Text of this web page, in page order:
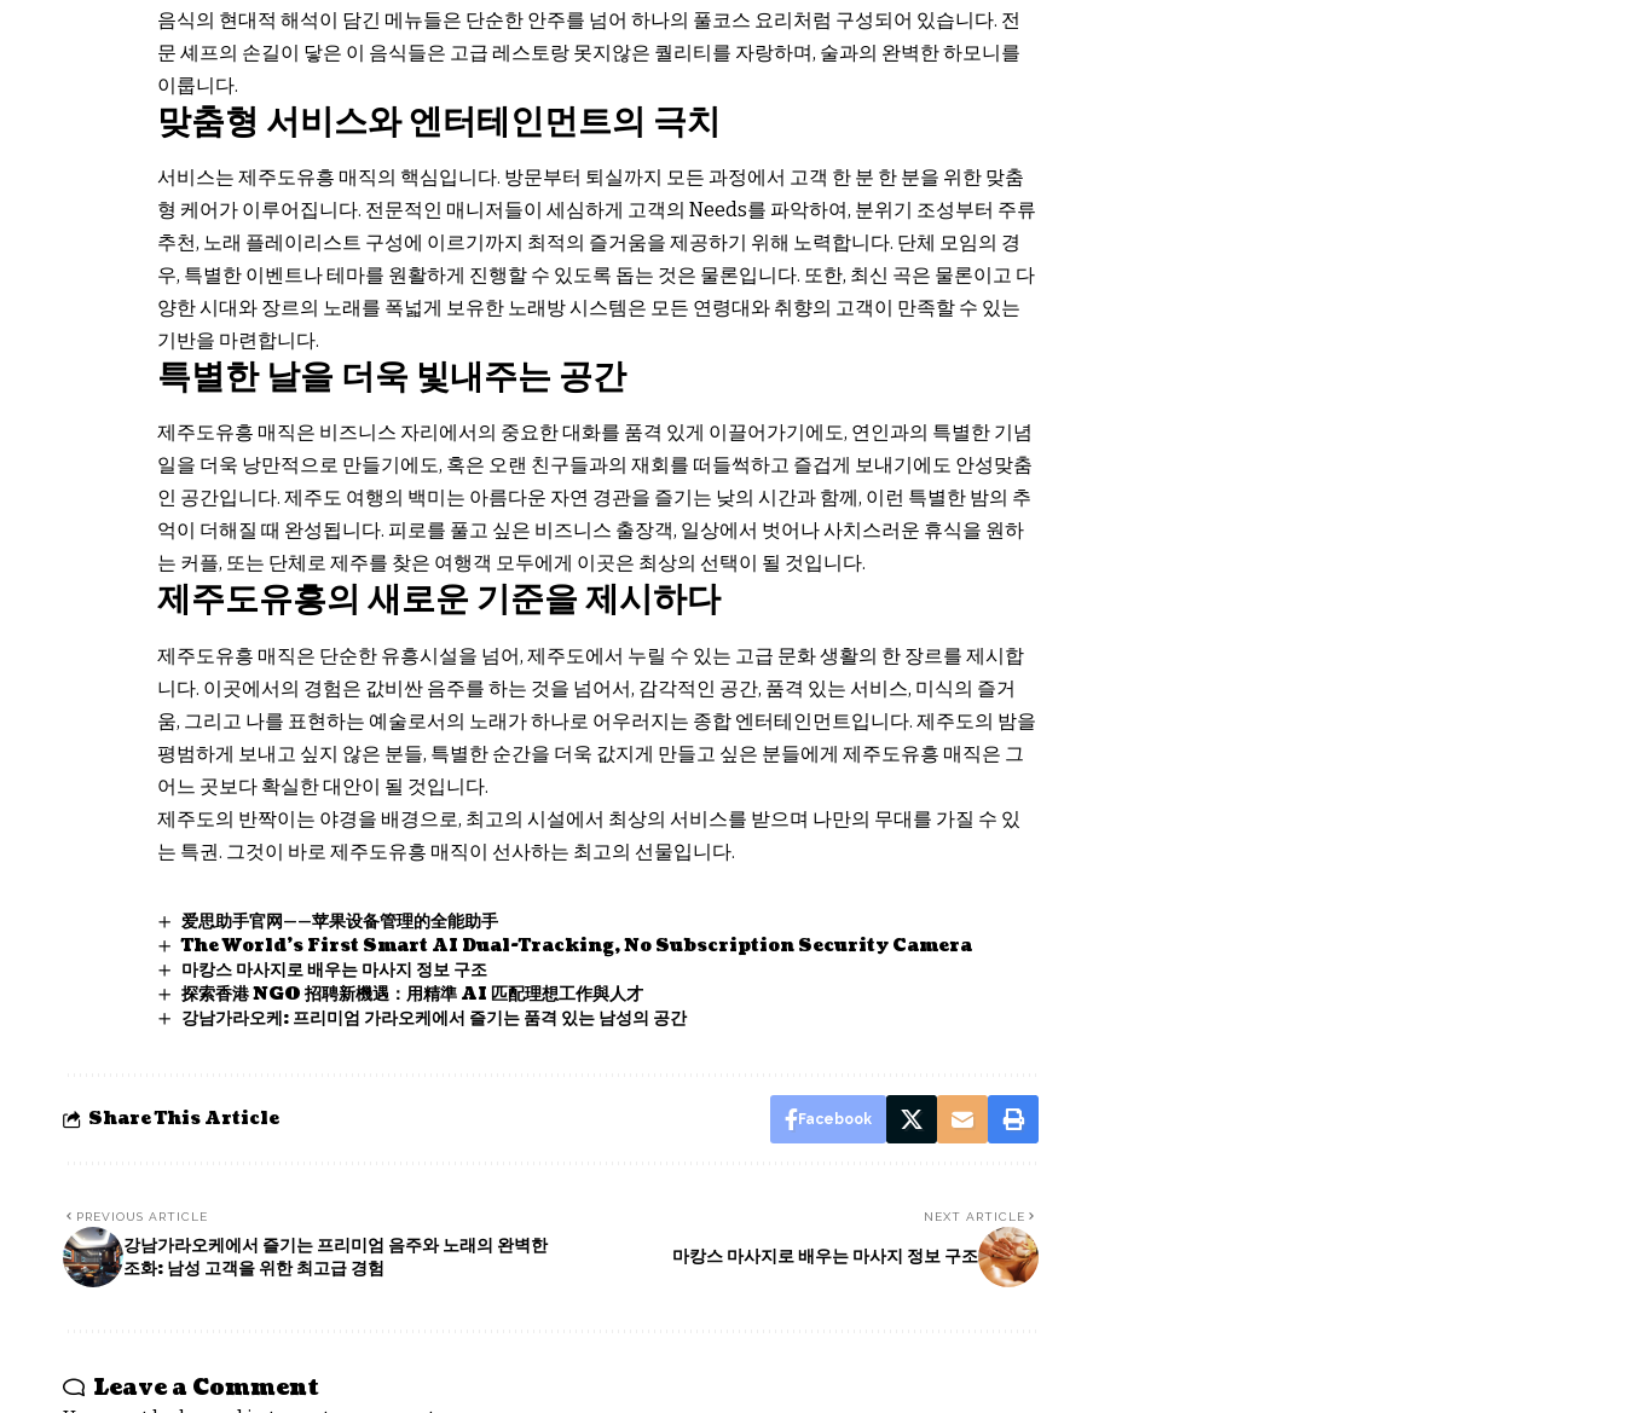
음식의 현대적 해석이 담긴 메뉴들은 단순한 안주를 넘어 하나의 풀코스 요리처럼 구성되어 있습니다. 전
문 셰프의 손길이 닿은 이 음식들은 고급 레스토랑 못지않은 퀄리티를 자랑하며, 술과의 완벽한 하모니를
이룹니다.
맞춤형 서비스와 엔터테인먼트의 극치
서비스는 제주도유흥 매직의 핵심입니다. 방문부터 퇴실까지 모든 과정에서 고객 한 분 한 분을 위한 맞춤
형 케어가 이루어집니다. 전문적인 매니저들이 세심하게 고객의 Needs를 파악하여, 분위기 조성부터 주류
추천, 노래 플레이리스트 구성에 이르기까지 최적의 즐거움을 제공하기 위해 노력합니다. 단체 모임의 경
우, 특별한 이벤트나 테마를 원활하게 진행할 수 있도록 돕는 것은 물론입니다. 또한, 최신 곡은 물론이고 다
양한 시대와 장르의 노래를 폭넓게 보유한 노래방 시스템은 모든 연령대와 취향의 고객이 만족할 수 있는
기반을 마련합니다.
특별한 날을 더욱 빛내주는 공간
제주도유흥 매직은 비즈니스 자리에서의 중요한 대화를 품격 있게 이끌어가기에도, 연인과의 특별한 기념
일을 더욱 낭만적으로 만들기에도, 혹은 오랜 친구들과의 재회를 떠들썩하고 즐겁게 보내기에도 안성맞춤
인 공간입니다. 제주도 여행의 백미는 아름다운 자연 경관을 즐기는 낮의 시간과 함께, 이런 특별한 밤의 추
억이 더해질 때 완성됩니다. 피로를 풀고 싶은 비즈니스 출장객, 일상에서 벗어나 사치스러운 휴식을 원하
는 커플, 또는 단체로 제주를 찾은 여행객 모두에게 이곳은 최상의 선택이 될 것입니다.
제주도유흥의 새로운 기준을 제시하다
제주도유흥 매직은 단순한 유흥시설을 넘어, 제주도에서 누릴 수 있는 고급 문화 생활의 한 장르를 제시합
니다. 이곳에서의 경험은 값비싼 음주를 하는 것을 넘어서, 감각적인 공간, 품격 있는 서비스, 미식의 즐거
움, 그리고 나를 표현하는 예술로서의 노래가 하나로 어우러지는 종합 엔터테인먼트입니다. 제주도의 밤을
평범하게 보내고 싶지 않은 분들, 특별한 순간을 더욱 값지게 만들고 싶은 분들에게 제주도유흥 매직은 그
어느 곳보다 확실한 대안이 될 것입니다.
제주도의 반짝이는 야경을 배경으로, 최고의 시설에서 최상의 서비스를 받으며 나만의 무대를 가질 수 있
는 특권. 그것이 바로 제주도유흥 매직이 선사하는 최고의 선물입니다.
爱思助手官网——苹果设备管理的全能助手
The World’s First Smart AI Dual-Tracking, No Subscription Security Camera
마캉스 마사지로 배우는 마사지 정보 구조
探索香港 NGO 招聘新機遇：用精準 AI 匹配理想工作與人才
강남가라오케: 프리미엄 가라오케에서 즐기는 품격 있는 남성의 공간
Share This Article Facebook
PREVIOUS ARTICLE
강남가라오케에서 즐기는 프리미엄 음주와 노래의 완벽한
조화: 남성 고객을 위한 최고급 경험
NEXT ARTICLE
마캉스 마사지로 배우는 마사지 정보 구조
Leave a Comment